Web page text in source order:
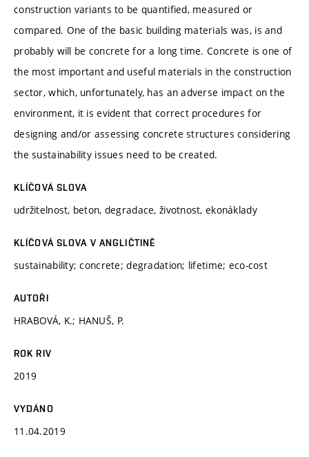
construction variants to be quantified, measured or
compared. One of the basic building materials was, is and
probably will be concrete for a long time. Concrete is one of
the most important and useful materials in the construction
sector, which, unfortunately, has an adverse impact on the
environment, it is evident that correct procedures for
designing and/or assessing concrete structures considering
the sustainability issues need to be created.
KLÍČOVÁ SLOVA
udržitelnost, beton, degradace, životnost, ekonáklady
KLÍČOVÁ SLOVA V ANGLIČTINĚ
sustainability; concrete; degradation; lifetime; eco-cost
AUTOŘI
HRABOVÁ, K.; HANUŠ, P.
ROK RIV
2019
VYDÁNO
11.04.2019